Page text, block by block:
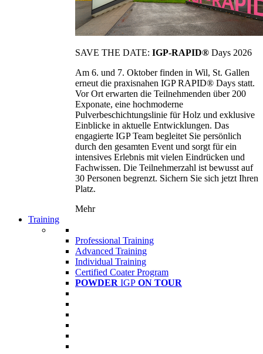
SAVE THE DATE: IGP-RAPID® Days 2026
Am 6. und 7. Oktober finden in Wil, St. Gallen
erneut die praxisnahen IGP RAPID® Days statt.
Vor Ort erwarten die Teilnehmenden über 200
Exponate, eine hochmoderne
Pulverbeschichtungslinie für Holz und exklusive
Einblicke in aktuelle Entwicklungen. Das
engagierte IGP Team begleitet Sie persönlich
durch den gesamten Event und sorgt für ein
intensives Erlebnis mit vielen Eindrücken und
Fachwissen. Die Teilnehmerzahl ist bewusst auf
30 Personen begrenzt. Sichern Sie sich jetzt Ihren
Platz.
Mehr
Training
Professional Training
Advanced Training
Individual Training
Certified Coater Program
POWDER IGP ON TOUR